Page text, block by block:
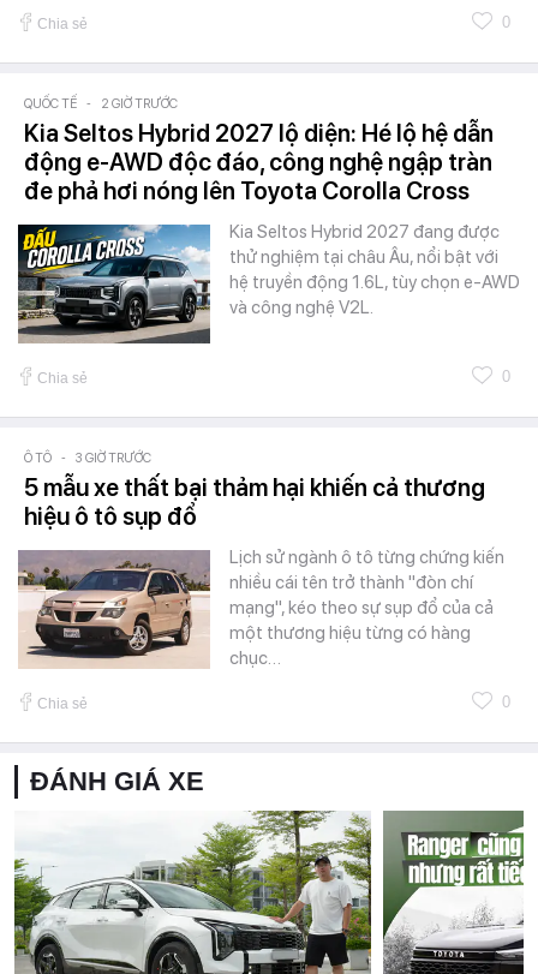
Chia sẻ 0
QUỐC TẾ - 2 GIỜ TRƯỚC
Kia Seltos Hybrid 2027 lộ diện: Hé lộ hệ dẫn
động e-AWD độc đáo, công nghệ ngập tràn
đe phả hơi nóng lên Toyota Corolla Cross
Kia Seltos Hybrid 2027 đang được
thử nghiệm tại châu Âu, nổi bật với
hệ truyền động 1.6L, tùy chọn e-AWD
và công nghệ V2L.
Chia sẻ 0
Ô TÔ - 3 GIỜ TRƯỚC
5 mẫu xe thất bại thảm hại khiến cả thương
hiệu ô tô sụp đổ
Lịch sử ngành ô tô từng chứng kiến
nhiều cái tên trở thành "đòn chí
mạng", kéo theo sự sụp đổ của cả
một thương hiệu từng có hàng
chục…
Chia sẻ 0
ĐÁNH GIÁ XE